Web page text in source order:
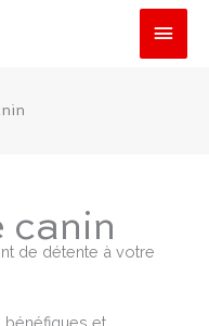
canin
de détente à votre